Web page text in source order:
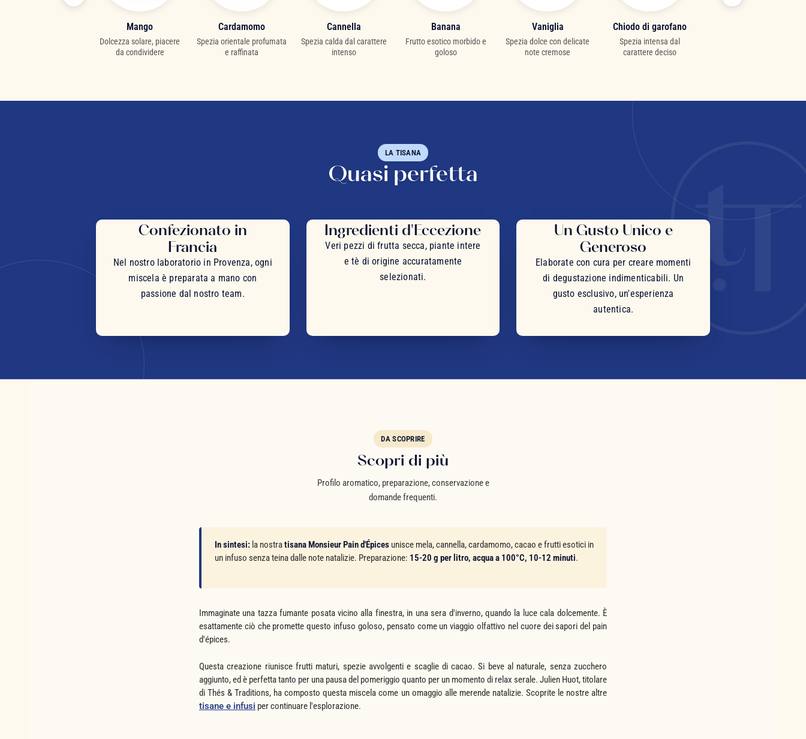
Mango
Dolcezza solare, piacere
da condividere
Cardamomo
Spezia orientale profumata
e raffinata
Cannella
Spezia calda dal carattere
intenso
Banana
Frutto esotico morbido e
goloso
Vaniglia
Spezia dolce con delicate
note cremose
Chiodo di garofano
Spezia intensa dal
carattere deciso
LA TISANA
Quasi perfetta
Confezionato in
Francia
Nel nostro laboratorio in Provenza, ogni
miscela è preparata a mano con
passione dal nostro team.
Ingredienti d'Eccezione
Veri pezzi di frutta secca, piante intere
e tè di origine accuratamente
selezionati.
Un Gusto Unico e
Generoso
Elaborate con cura per creare momenti
di degustazione indimenticabili. Un
gusto esclusivo, un'esperienza
autentica.
DA SCOPRIRE
Scopri di più
Profilo aromatico, preparazione, conservazione e
domande frequenti.
In sintesi: la nostratisana Monsieur Pain d'Épices unisce mela, cannella, cardamomo, cacao e frutti esotici in
un infuso senza teina dalle note natalizie. Preparazione: 15-20 g per litro, acqua a 100°C, 10-12 minuti.
Immaginate una tazza fumante posata vicino alla finestra, in una sera d'inverno, quando la luce cala dolcemente. È
esattamente ciò che promette questo infuso goloso, pensato come un viaggio olfattivo nel cuore dei sapori del pain
d'épices.
Questa creazione riunisce frutti maturi, spezie avvolgenti e scaglie di cacao. Si beve al naturale, senza zucchero
aggiunto, ed è perfetta tanto per una pausa del pomeriggio quanto per un momento di relax serale. Julien Huot, titolare
di Thés & Traditions, ha composto questa miscela come un omaggio alle merende natalizie. Scoprite le nostre altre
tisane e infusi per continuare l'esplorazione.